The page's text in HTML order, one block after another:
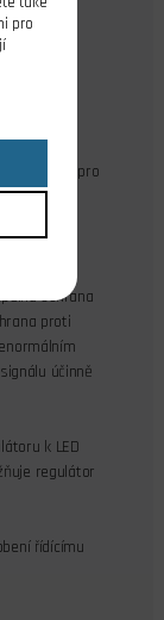
danému
poklesu
vhodné pro
ochrana
proti
účinně
k LED
regulátor
řídícímu
pro